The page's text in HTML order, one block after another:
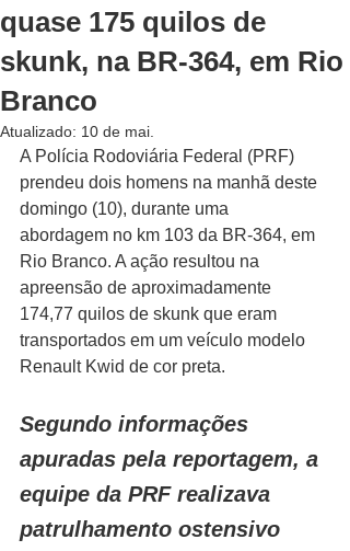
quase 175 quilos de
skunk, na BR-364, em Rio
Branco
Atualizado: 10 de mai.
A Polícia Rodoviária Federal (PRF)
prendeu dois homens na manhã deste
domingo (10), durante uma
abordagem no km 103 da BR-364, em
Rio Branco. A ação resultou na
apreensão de aproximadamente
174,77 quilos de skunk que eram
transportados em um veículo modelo
Renault Kwid de cor preta.
Segundo informações
apuradas pela reportagem, a
equipe da PRF realizava
patrulhamento ostensivo